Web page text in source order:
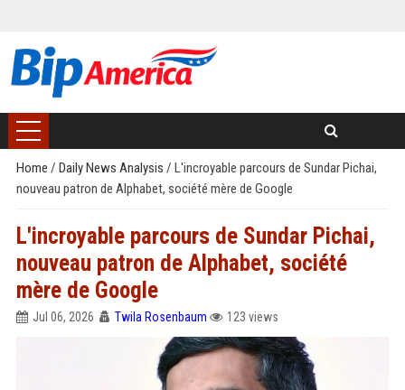
Home / Daily News Analysis / L'incroyable parcours de Sundar Pichai,
nouveau patron de Alphabet, société mère de Google
L'incroyable parcours de Sundar Pichai,
nouveau patron de Alphabet, société
mère de Google
Jul 06, 2026 Twila Rosenbaum 123 views